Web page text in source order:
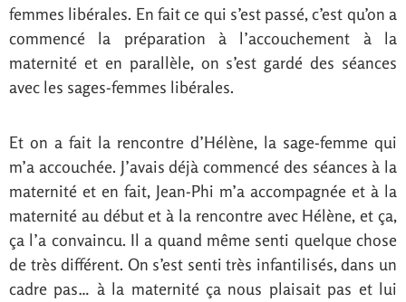
femmes libérales. En fait ce qui s’est passé, c’est qu’on a
commencé la préparation à l’accouchement à la
maternité et en parallèle, on s’est gardé des séances
avec les sages-femmes libérales.
Et on a fait la rencontre d’Hélène, la sage-femme qui
m’a accouchée. J’avais déjà commencé des séances à la
maternité et en fait, Jean-Phi m’a accompagnée et à la
maternité au début et à la rencontre avec Hélène, et ça,
ça l’a convaincu. Il a quand même senti quelque chose
de très différent. On s’est senti très infantilisés, dans un
cadre pas… à la maternité ça nous plaisait pas et lui